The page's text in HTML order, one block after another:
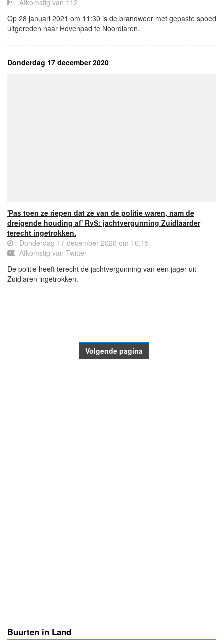
Op 28 januari 2021 om 11:30 is de brandweer met gepaste spoed
uitgereden naar Hovenpad te Noordlaren.
Donderdag 17 december 2020
'Pas toen ze riepen dat ze van de politie waren, nam de
dreigende houding af' RvS: jachtvergunning Zuidlaarder
terecht ingetrokken.
Donderdag 17 december 2020 om 16:15
Afkomstig van Twitter
De politie heeft terecht de jachtvergunning van een jager uit
Zuidlaren ingetrokken.
Volgende pagina
Buurten in Land